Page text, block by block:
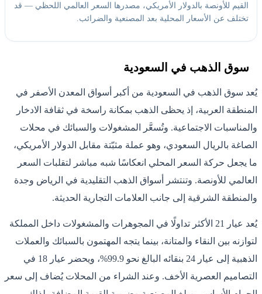
القيم للأونصة بالدولار الأمريكي، مصدرها السعر العالمي اللحظي — قد
تختلف عن الأسعار المحلية بعد المصنعية والضرائب.
سوق الذهب في السعودية
يُعد سوق الذهب في السعودية من أكبر أسواق المعدن الأصفر في
المنطقة العربية، إذ يحظى الذهب بمكانة راسخة في ثقافة الادخار
والمناسبات الاجتماعية. وتُسعَّر المشغولات والسبائك في محلات
الصاغة بالريال السعودي، وهو عملة مثبّتة مقابل الدولار الأمريكي،
ما يجعل حركة السعر المحلي انعكاسًا شبه مباشر لتقلبات السعر
العالمي للأونصة. وتنتشر أسواق الذهب التقليدية في الرياض وجدة
والمنطقة الشرقية إلى جانب العلامات التجارية الحديثة.
يُعد عيار 21 الأكثر تداولًا في المجوهرات والمشغولات داخل المملكة
لتوازنه بين النقاء والمتانة، بينما يتجه المهتمون بالسبائك والعملات
الذهبية إلى عيار 24 بنقائه البالغ نحو 99.9%، ويحضر عيار 18 في
التصاميم العصرية الأخف. وعند الشراء من المحلات يُضاف إلى سعر